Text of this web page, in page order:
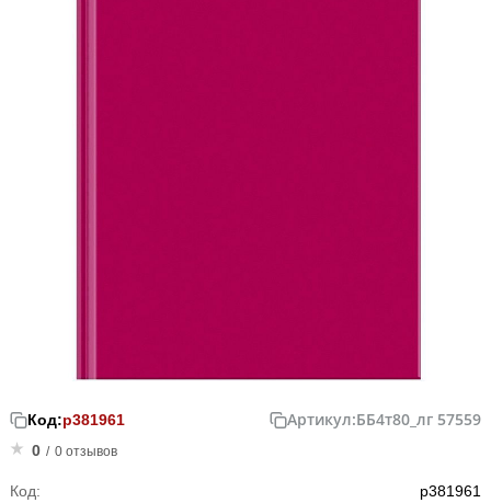
Код:р381961 Артикул:ББ4т80_лг 57559
0 / 0 отзывов
Код: р381961